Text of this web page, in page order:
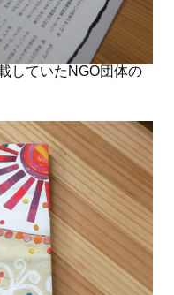
していたNGO団体の